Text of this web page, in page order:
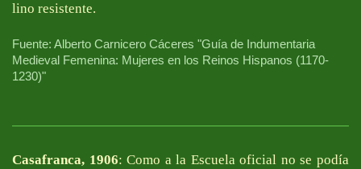
lino resistente.
Fuente: Alberto Carnicero Cáceres "Guía de Indumentaria
Medieval Femenina: Mujeres en los Reinos Hispanos (1170­
1230)"
Casafranca, 1906: Como a la Escuela oficial no se podía